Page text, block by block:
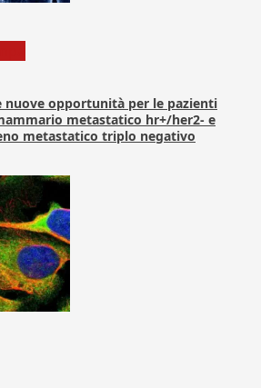
nuove opportunità per le pazienti
metastatico hr+/her2- e
metastatico triplo negativo